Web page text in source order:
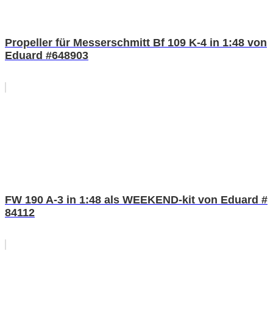
Propeller für Messerschmitt Bf 109 K-4 in 1:48 von
Eduard #648903
FW 190 A-3 in 1:48 als WEEKEND-kit von Eduard #
84112